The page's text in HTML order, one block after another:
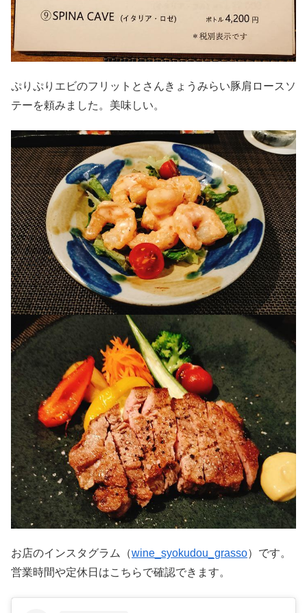
ぷりぷりエビのフリットとさんきょうみらい豚肩ロースソ
テーを頼みました。美味しい。
お店のインスタグラム（wine_syokudou_grasso）です。
営業時間や定休日はこちらで確認できます。